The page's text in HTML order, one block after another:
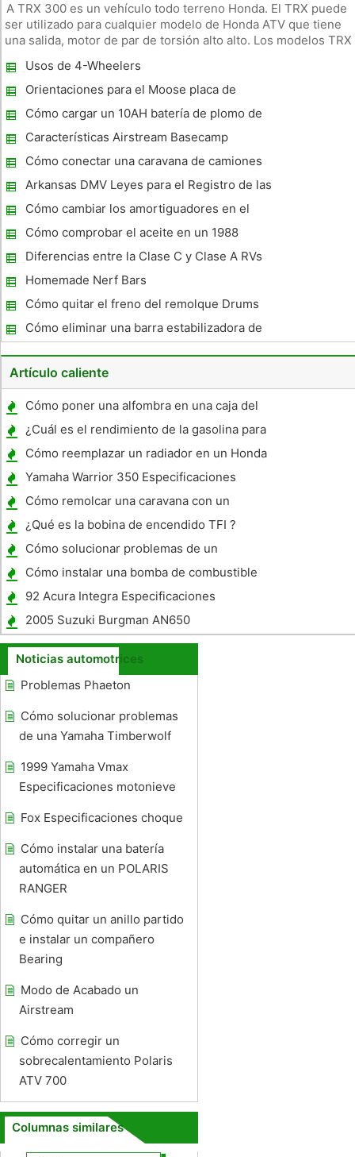
A TRX 300 es un vehículo todo terreno Honda. El TRX puede
ser utilizado para cualquier modelo de Honda ATV que tiene
una salida, motor de par de torsión alto alto. Los modelos TRX
pesados ​​en una granja o rancho. Modelos TRX también se co
Usos de 4-Wheelers
Orientaciones para el Moose placa de
montaje Plow
Cómo cargar un 10AH batería de plomo de
12V
Características Airstream Basecamp
Cómo conectar una caravana de camiones
de motor de batería
Arkansas DMV Leyes para el Registro de las
4 -Wheelers
Cómo cambiar los amortiguadores en el
Polaris Dragón RMK
Cómo comprobar el aceite en un 1988
Honda ATV 4X4
Diferencias entre la Clase C y Clase A RVs
Homemade Nerf Bars
Cómo quitar el freno del remolque Drums
Cómo eliminar una barra estabilizadora de
una moto de nieve Polaris
Artículo caliente
Cómo poner una alfombra en una caja del
altavoz
¿Cuál es el rendimiento de la gasolina para
un Camaro RS 1972 ?
Cómo reemplazar un radiador en un Honda
Accord
Yamaha Warrior 350 Especificaciones
Cómo remolcar una caravana con un
Mercedes CLK320
¿Qué es la bobina de encendido TFI ?
Cómo solucionar problemas de un
Oldsmobile Royal 88
Cómo instalar una bomba de combustible
en un GMC Jimmy
92 Acura Integra Especificaciones
2005 Suzuki Burgman AN650
Especificaciones
Noticias automotrices
Problemas Phaeton
Cómo solucionar problemas
de una Yamaha Timberwolf
1999 Yamaha Vmax
Especificaciones motonieve
Fox Especificaciones choque
Cómo instalar una batería
automática en un POLARIS
RANGER
Cómo quitar un anillo partido
e instalar un compañero
Bearing
Modo de Acabado un
Airstream
Cómo corregir un
sobrecalentamiento Polaris
ATV 700
Columnas similares